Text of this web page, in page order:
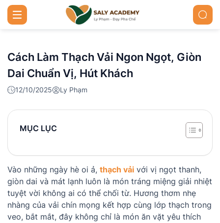
Cách Làm Thạch Vải Ngon Ngọt, Giòn
Dai Chuẩn Vị, Hút Khách
12/10/2025 Ly Phạm
MỤC LỤC
Vào những ngày hè oi ả, thạch vải với vị ngọt thanh,
giòn dai và mát lạnh luôn là món tráng miệng giải nhiệt
tuyệt vời không ai có thể chối từ. Hương thơm nhẹ
nhàng của vải chín mọng kết hợp cùng lớp thạch trong
veo, bắt mắt, đây không chỉ là món ăn vặt yêu thích